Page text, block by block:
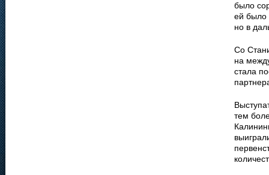
было
ей было
но в
Со
на
стала
тем